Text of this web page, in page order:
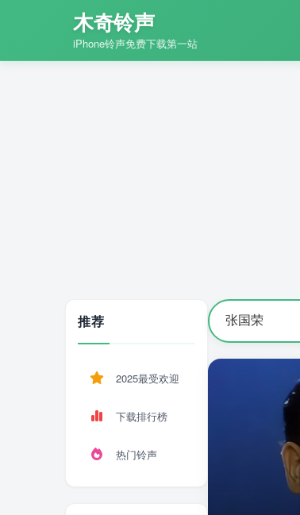
木奇铃声
iPhone铃声免费下载第一站
推荐
2025最受欢迎
下载排行榜
热门铃声